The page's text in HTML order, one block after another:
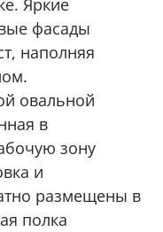
Яркие
фасады
наполняя
овальной
в
зону
и
размещены в
полка
свое согласие
в соответствии с
года № 152-ФЗ
и для целей,
персональных данных *